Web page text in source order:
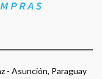
- Asunción, Paraguay